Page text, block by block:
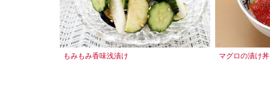
もみもみ香味浅漬け マグロの漬け丼